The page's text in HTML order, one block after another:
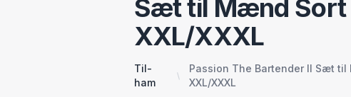
Sæt til Mænd Sort
XXL/XXXL
Til-
ham
Passion The Bartender II Sæt
XXL/XXXL